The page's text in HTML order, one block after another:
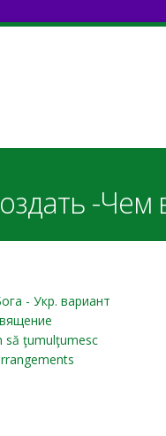
-Чем
- Укр. вариант
să ţumulţumesc